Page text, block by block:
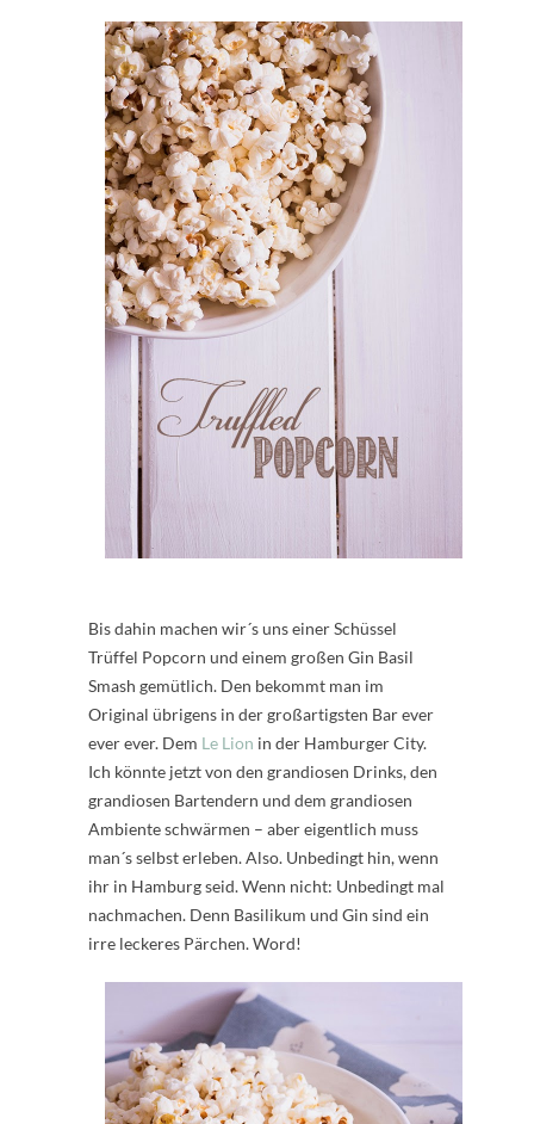
Bis dahin machen wir´s uns einer Schüssel
Trüffel Popcorn und einem großen Gin Basil
Smash gemütlich. Den bekommt man im
Original übrigens in der großartigsten Bar ever
ever ever. Dem Le Lion in der Hamburger City.
Ich könnte jetzt von den grandiosen Drinks, den
grandiosen Bartendern und dem grandiosen
Ambiente schwärmen – aber eigentlich muss
man´s selbst erleben. Also. Unbedingt hin, wenn
ihr in Hamburg seid. Wenn nicht: Unbedingt mal
nachmachen. Denn Basilikum und Gin sind ein
irre leckeres Pärchen. Word!